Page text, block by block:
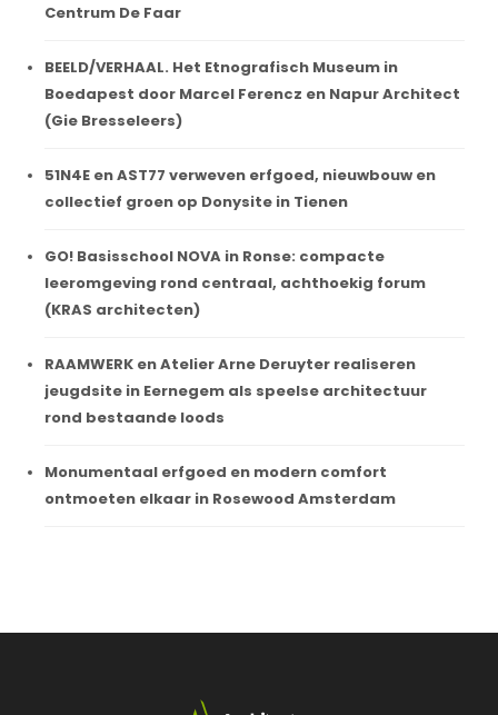
Centrum De Faar
BEELD/VERHAAL. Het Etnografisch Museum in
Boedapest door Marcel Ferencz en Napur Architect
(Gie Bresseleers)
51N4E en AST77 verweven erfgoed, nieuwbouw en
collectief groen op Donysite in Tienen
GO! Basisschool NOVA in Ronse: compacte
leeromgeving rond centraal, achthoekig forum
(KRAS architecten)
RAAMWERK en Atelier Arne Deruyter realiseren
jeugdsite in Eernegem als speelse architectuur
rond bestaande loods
Monumentaal erfgoed en modern comfort
ontmoeten elkaar in Rosewood Amsterdam